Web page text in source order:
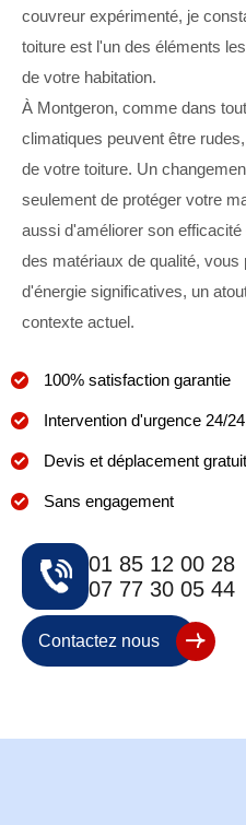
couvreur expérimenté, je
toiture est l'un des éléments
de votre habitation.
À Montgeron, comme dans
climatiques peuvent être
de votre toiture. Un
seulement de protéger votre
aussi d'améliorer son
des matériaux de qualité,
d'énergie significatives, un
contexte actuel.
100% satisfaction garantie
Intervention d'urgence 24/24
Devis et déplacement
Sans engagement
01 85 12 00 28
07 77 30 05 44
Contactez nous